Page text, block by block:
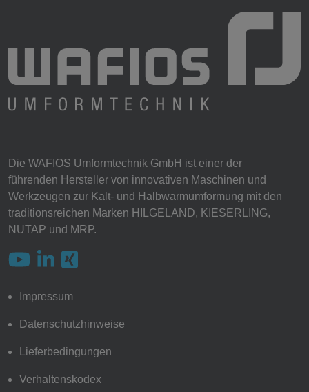
Die WAFIOS Umformtechnik GmbH ist einer der
führenden Hersteller von innovativen Maschinen und
Werkzeugen zur Kalt- und Halbwarmumformung mit den
traditionsreichen Marken HILGELAND, KIESERLING,
NUTAP und MRP.
Impressum
Datenschutzhinweise
Lieferbedingungen
Verhaltenskodex